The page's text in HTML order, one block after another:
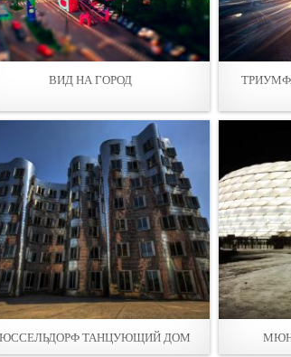
ВИД НА ГОРОД
ТАНЦУЮЩИЙ ДОМ